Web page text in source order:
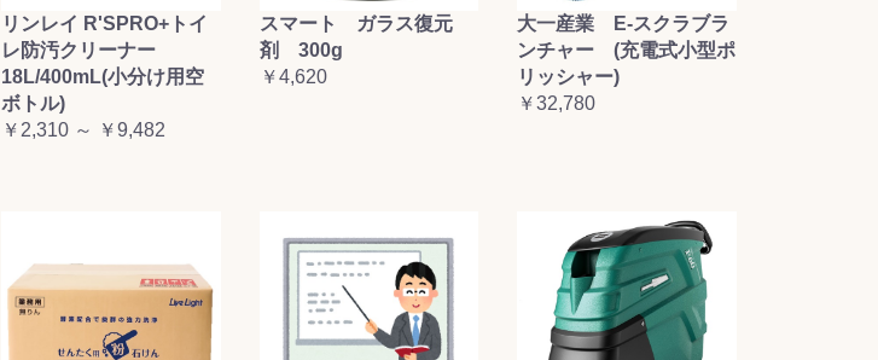
リンレイ R'SPRO+トイ
レ防汚クリーナー
18L/400mL(小分け用空
ボトル)
￥2,310 ～ ￥9,482
スマート ガラス復元
剤 300g
￥4,620
大一産業 E-スクラブラ
ンチャー (充電式小型ポ
リッシャー)
￥32,780